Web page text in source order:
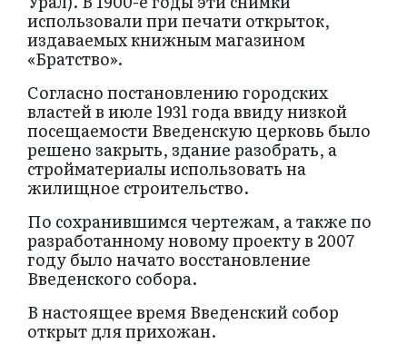
использовали при печати открыток,
издаваемых книжным магазином
«Братство».
Согласно постановлению городских
властей в июле 1931 года ввиду низкой
посещаемости Введенскую церковь было
решено закрыть, здание разобрать, а
стройматериалы использовать на
жилищное строительство.
По сохранившимся чертежам, а также по
разработанному новому проекту в 2007
году было начато восстановление
Введенского собора.
В настоящее время Введенский собор
открыт для прихожан.